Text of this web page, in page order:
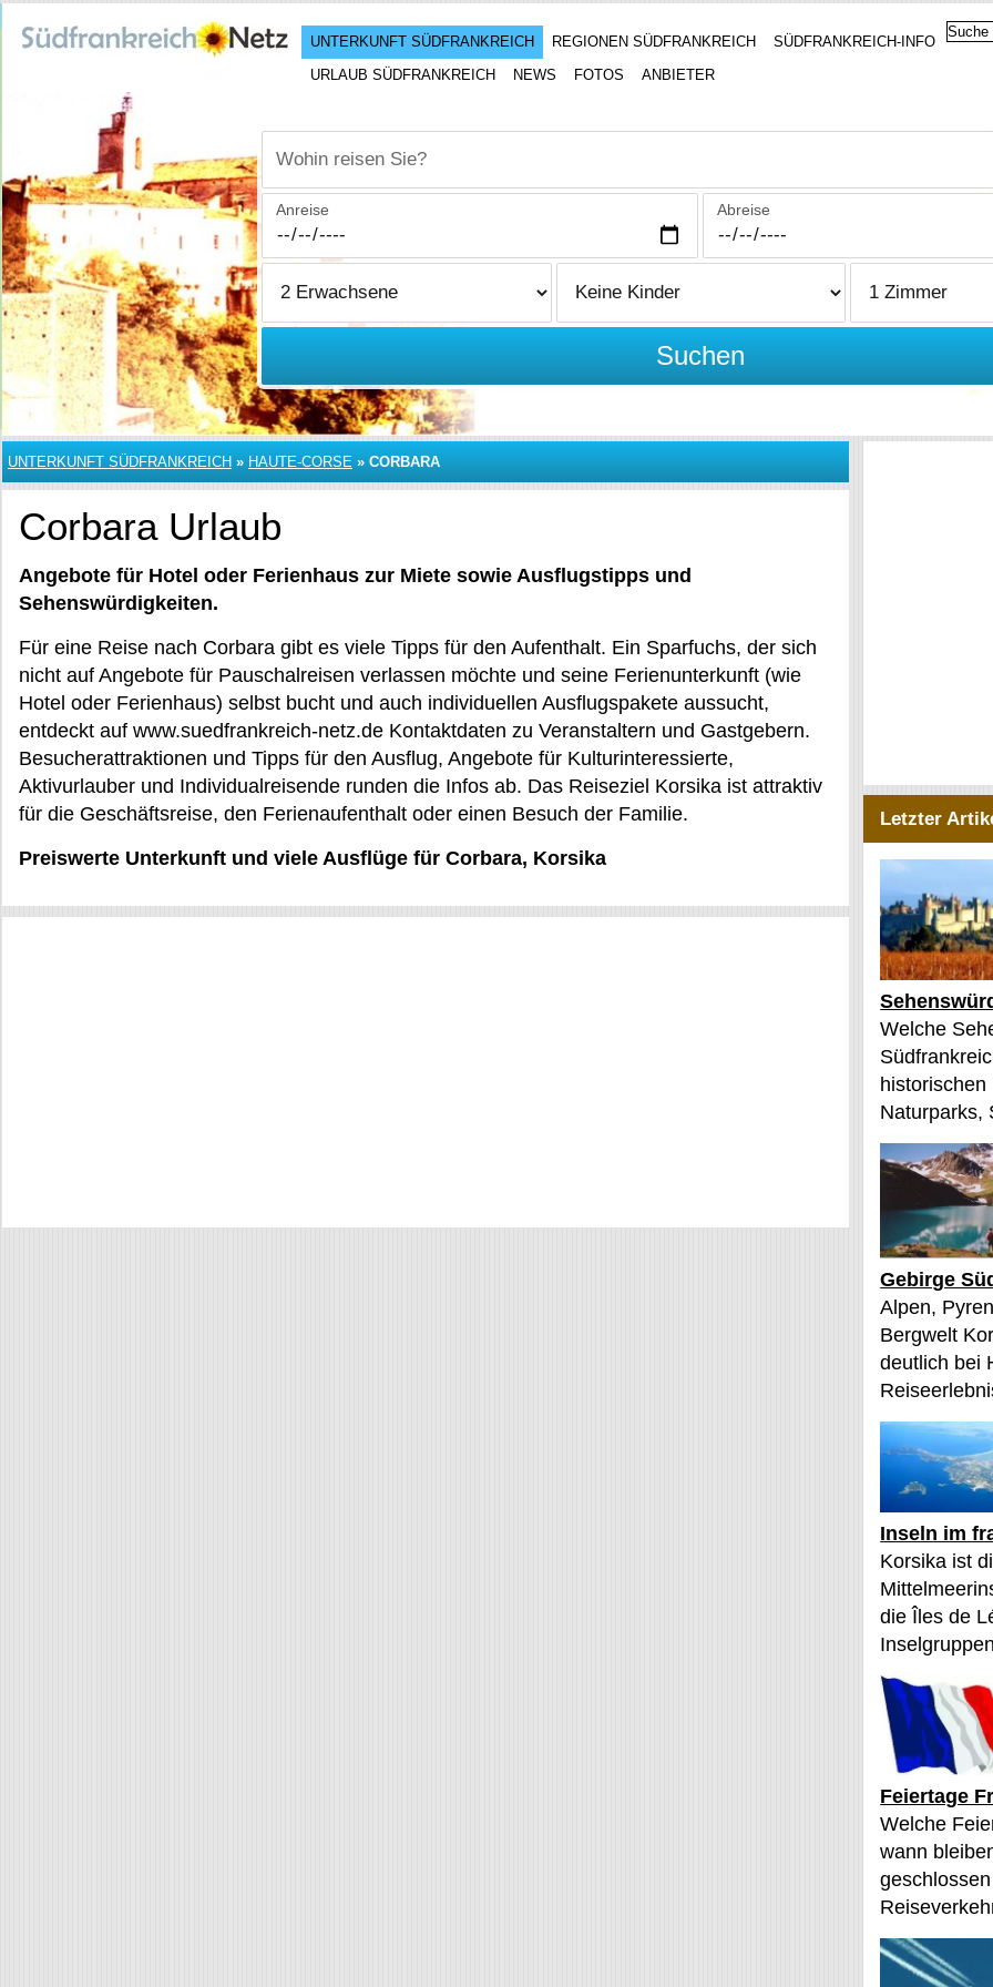
UNTERKUNFT SÜDFRANKREICH REGIONEN SÜDFRANKREICH
SÜDFRANKREICH-INFO
URLAUB SÜDFRANKREICH
NEWS FOTOS ANBIETER
Wohin reisen Sie?
Anreise Abreise
Suchen
UNTERKUNFT SÜDFRANKREICH » HAUTE-CORSE » CORBARA
Corbara Urlaub
Angebote für Hotel oder Ferienhaus zur Miete sowie Ausflugstipps und
Sehenswürdigkeiten.
Für eine Reise nach Corbara gibt es viele Tipps für den Aufenthalt. Ein Sparfuchs, der sich
nicht auf Angebote für Pauschalreisen verlassen möchte und seine Ferienunterkunft (wie
Hotel oder Ferienhaus) selbst bucht und auch individuellen Ausflugspakete aussucht,
entdeckt auf www.suedfrankreich-netz.de Kontaktdaten zu Veranstaltern und Gastgebern.
Besucherattraktionen und Tipps für den Ausflug, Angebote für Kulturinteressierte,
Aktivurlauber und Individualreisende runden die Infos ab. Das Reiseziel Korsika ist attraktiv
für die Geschäftsreise, den Ferienaufenthalt oder einen Besuch der Familie.
Preiswerte Unterkunft und viele Ausflüge für Corbara, Korsika
Letzter
Welche
Naturparks,
Gebirge
Alpen,
Bergwelt
deutlich bei
Inseln im
Korsika ist
die Îles de
Feiertage
Welche
wann